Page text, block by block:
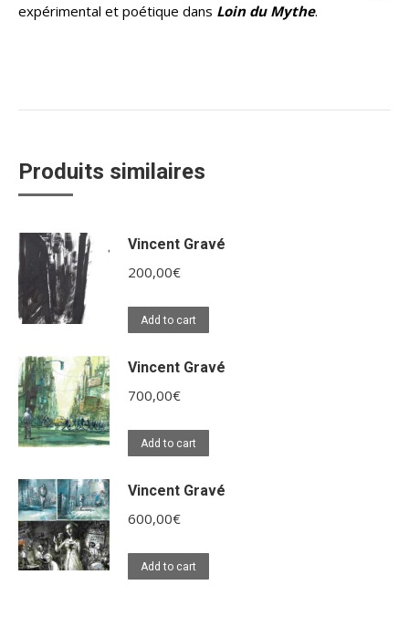
expérimental et poétique dans Loin du Mythe.
Produits similaires
Vincent Gravé
200,00€
Add to cart
Vincent Gravé
700,00€
Add to cart
Vincent Gravé
600,00€
Add to cart